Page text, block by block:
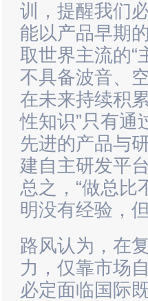
训，提醒我们
能以产品早期
取世界主流的“
不具备波音、
在未来持续积
性知识”只有通
先进的产品与
建自主研发平
总之，“做总比
明没有经验，
路风认为，在
力，仅靠市场
必定面临国际